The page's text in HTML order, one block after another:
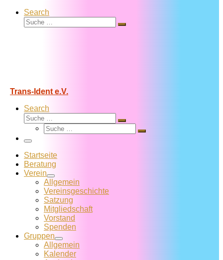
Search
Suche
Suche
Trans-Ident e.V.
Search
Suche
Suche
Suche
Suche
Menü
Startseite
Beratung
Verein
Allgemein
Vereins­geschichte
Satzung
Mitglied­schaft
Vorstand
Spenden
Gruppen
Allgemein
Kalender